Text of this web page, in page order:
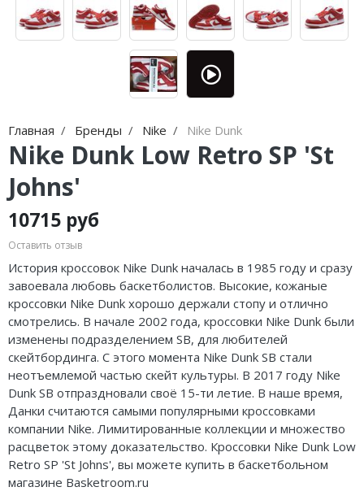
Главная Бренды Nike Nike Dunk
Nike Dunk Low Retro SP 'St
Johns'
10715 руб
Оставить отзыв
История кроссовок Nike Dunk началась в 1985 году и сразу
завоевала любовь баскетболистов. Высокие, кожаные
кроссовки Nike Dunk хорошо держали стопу и отлично
смотрелись. В начале 2002 года, кроссовки Nike Dunk были
изменены подразделением SB, для любителей
скейтбординга. С этого момента Nike Dunk SB стали
неотъемлемой частью скейт культуры. В 2017 году Nike
Dunk SB отпраздновали своё 15-ти летие. В наше время,
Данки считаются самыми популярными кроссовками
компании Nike. Лимитированные коллекции и множество
расцветок этому доказательство. Кроссовки Nike Dunk Low
Retro SP 'St Johns', вы можете купить в баскетбольном
магазине Basketroom.ru
Jordan Tatum
Air Jordan 39
Air Jordan 38
Air Jordan 37
Air Jordan 36
Air Jordan 1
Air Jordan 3
Air Jordan 4
Air Jordan 5
Air Jordan 6
Air Jordan 7
Air Jordan 10
adidas Samba
adidas Adistar
adidas adiFOM
adidas Adizero
adidas Harden
adidas Dame
adidas AE
Adidas Yeezy Boost 350 V2